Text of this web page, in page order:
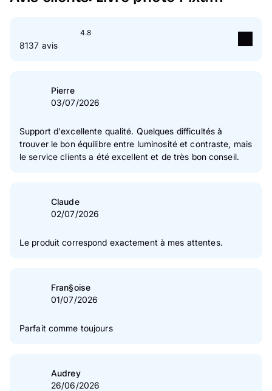
4.8
8137 avis
étoile(s)
étoile(s)
2
étoile(s)
1 étoile(s) 1 %
Pierre
03/07/2026
Support d'excellente qualité. Quelques difficultés à
trouver le bon équilibre entre luminosité et contraste, mais
le service clients a été excellent et de très bon conseil.
Claude
02/07/2026
Le produit correspond exactement à mes attentes.
Fran§oise
01/07/2026
Parfait comme toujours
Audrey
26/06/2026